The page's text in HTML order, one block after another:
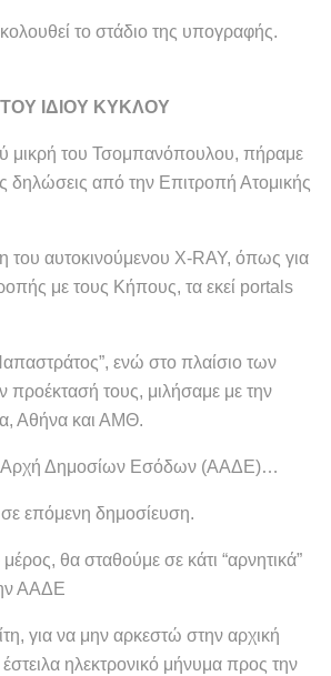
το στάδιο της υπογραφής.
ΙΔΙΟΥ ΚΥΚΛΟΥ
μικρή του Τσομπανόπουλου, πήραμε
δηλώσεις από την Επιτροπή Ατομικής
του αυτοκινούμενου X-RAY, όπως για
με τους Κήπους, τα εκεί portals
ενώ στο πλαίσιο των
τους, μιλήσαμε με την
Αθήνα και ΑΜΘ.
Αρχή Δημοσίων Εσόδων (ΑΑΔΕ)…
επόμενη δημοσίευση.
μέρος, θα σταθούμε σε κάτι “αρνητικά”
ΑΑΔΕ
για να μην αρκεστώ στην αρχική
ηλεκτρονικό μήνυμα προς την